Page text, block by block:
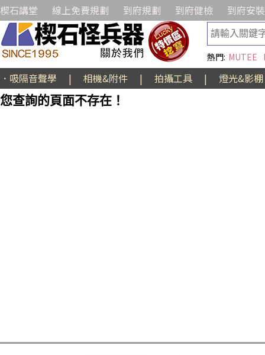
楔石講堂 線上免費規劃 到府規劃 到府健檢 到府安裝
熱門: MUTEE
．吸隔音聲學 | 相機&附件 | 拍攝工具 |
燈光&影棚
您查詢的頁面不存在！